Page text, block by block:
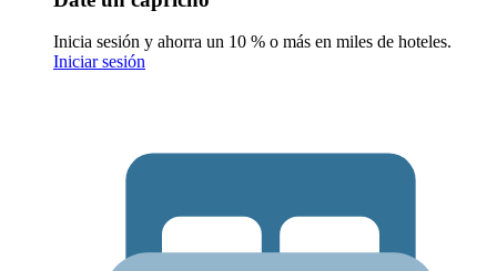
Inicia sesión y ahorra un 10 % o más en miles de hoteles.
Iniciar sesión